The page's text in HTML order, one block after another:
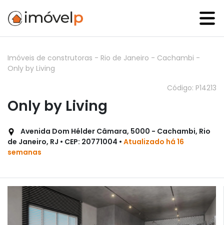
Imóveis de construtoras - Rio de Janeiro - Cachambi -
Only by Living
Código: P14213
Only by Living
Avenida Dom Hélder Câmara, 5000 - Cachambi, Rio
de Janeiro, RJ • CEP: 20771004 • Atualizado há 16
semanas